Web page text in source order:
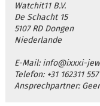
Watchit11 B.V.
De Schacht 15
5107 RD Dongen
Niederlande
E-Mail: info@ixxxi-
Telefon: +31 162311 557
Ansprechpartner: